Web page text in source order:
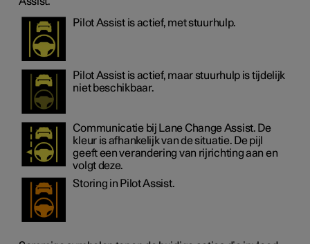
Pilot Assist is actief, met stuurhulp.
Pilot Assist is actief, maar stuurhulp is tijdelijk
niet beschikbaar.
Communicatie bij Lane Change Assist. De
kleur is afhankelijk van de situatie. De pijl
geeft een verandering van rijrichting aan en
volgt deze.
Storing in Pilot Assist.